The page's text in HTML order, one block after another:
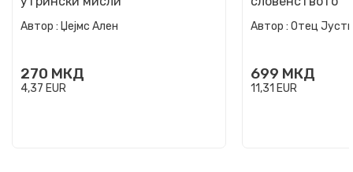
Автор : Џејмс Ален
270 МКД
4,37 EUR
Автор : Отец
699 МКД
11,31 EUR